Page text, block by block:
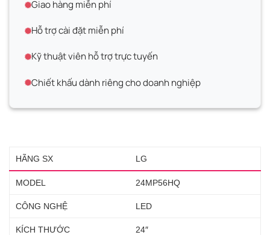
Giao hàng miễn phí
Hỗ trợ cài đặt miễn phí
Kỹ thuật viên hỗ trợ trực tuyến
Chiết khấu dành riêng cho doanh nghiệp
HÃNG SX LG
MODEL 24MP56HQ
CÔNG NGHỆ LED
KÍCH THƯỚC 24″